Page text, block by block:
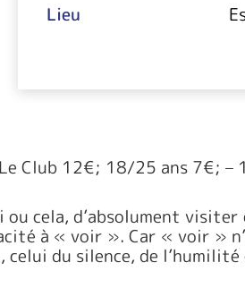
Lieu
Club 12€; 18/25 ans 7€;
ou cela, d’absolument
à « voir ». Car « voir »
du silence, de